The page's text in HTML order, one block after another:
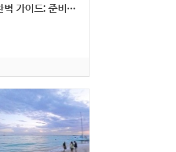
하나우마베이 스노클링 완벽 가이드: 준비물부터 투어 팁까지